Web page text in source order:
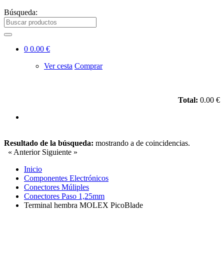
Búsqueda:
0 0.00 €
Ver cesta Comprar
Total: 0.00 €
Resultado de la búsqueda: mostrando a de coincidencias.
« Anterior Siguiente »
Inicio
Componentes Electrónicos
Conectores Múliples
Conectores Paso 1,25mm
Terminal hembra MOLEX PicoBlade